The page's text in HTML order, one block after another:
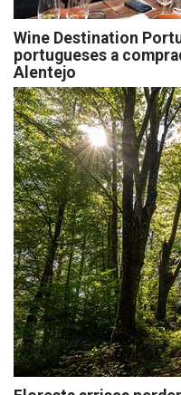
Wine Destination
portugueses a
Alentejo